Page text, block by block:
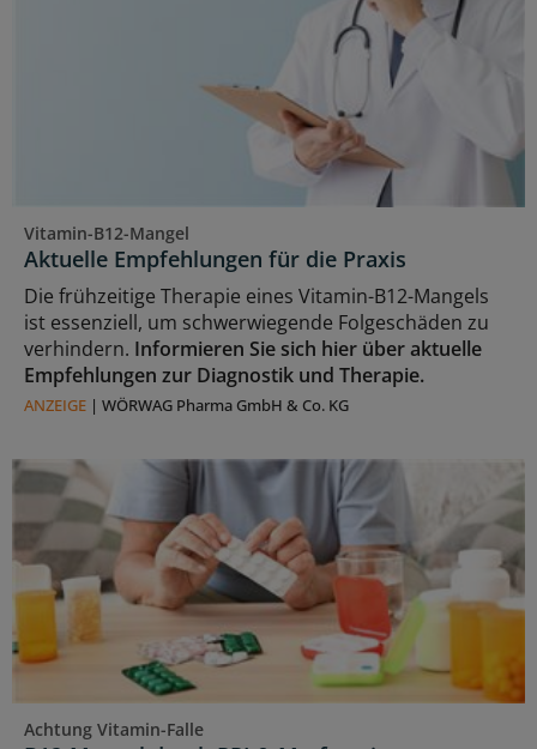
Vitamin-B12-Mangel
Aktuelle Empfehlungen für die Praxis
Die frühzeitige Therapie eines Vitamin-B12-Mangels
ist essenziell, um schwerwiegende Folgeschäden zu
verhindern. Informieren Sie sich hier über aktuelle
Empfehlungen zur Diagnostik und Therapie.
ANZEIGE | WÖRWAG Pharma GmbH & Co. KG
Achtung Vitamin-Falle